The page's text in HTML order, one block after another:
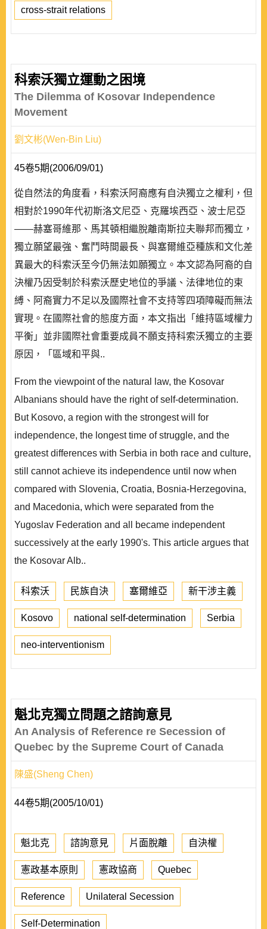
cross-strait relations
科索沃獨立運動之困境
The Dilemma of Kosovar Independence
Movement
劉文彬(Wen-Bin Liu)
45卷5期(2006/09/01)
從自然法的角度看，科索沃阿裔應有自決獨立之權利，但
相對於1990年代初斯洛文尼亞、克羅埃西亞、波士尼亞
——赫塞哥維那、馬其頓相繼脫離南斯拉夫聯邦而獨立，
獨立願望最強、奮鬥時間最長、與塞爾維亞種族和文化差
異最大的科索沃至今仍無法如願獨立。本文認為阿裔的自
決權乃因受制於科索沃歷史地位的爭議、法律地位的束
縛、阿裔實力不足以及國際社會不支持等四項障礙而無法
實現。在國際社會的態度方面，本文指出「維持區域權力
平衡」並非國際社會重要成員不願支持科索沃獨立的主要
原因，「區域和平與..
From the viewpoint of the natural law, the Kosovar
Albanians should have the right of self-determination.
But Kosovo, a region with the strongest will for
independence, the longest time of struggle, and the
greatest differences with Serbia in both race and culture,
still cannot achieve its independence until now when
compared with Slovenia, Croatia, Bosnia-Herzegovina,
and Macedonia, which were separated from the
Yugoslav Federation and all became independent
successively at the early 1990's. This article argues that
the Kosovar Alb..
科索沃 民族自決 塞爾維亞 新干涉主義
Kosovo national self-determination Serbia
neo-interventionism
魁北克獨立問題之諮詢意見
An Analysis of Reference re Secession of
Quebec by the Supreme Court of Canada
陳盛(Sheng Chen)
44卷5期(2005/10/01)
魁北克 諮詢意見 片面脫離 自決權
憲政基本原則 憲政協商 Quebec
Reference Unilateral Secession
Self-Determination